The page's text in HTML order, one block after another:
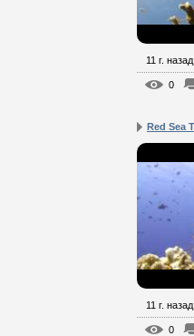
11 г. назад
0
Red Sea
11 г. назад
0